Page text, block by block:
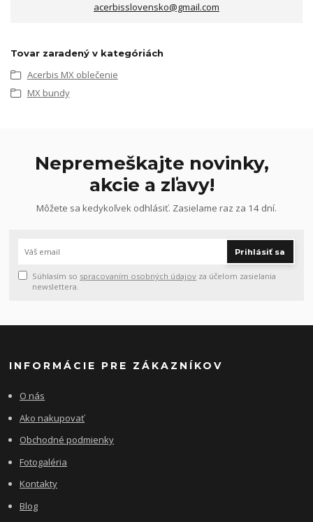
acerbisslovensko@gmail.com
Tovar zaradený v kategóriách
Acerbis MX oblečenie
MX bundy
Nepremeškajte novinky,
akcie a zľavy!
Môžete sa kedykoľvek odhlásiť. Zasielame raz za 14 dní.
Prihlásiť sa
Súhlasím so spracovaním osobných údajov za účelom zasielania
newslettera.
INFORMÁCIE PRE ZÁKAZNÍKOV
O nás
Ako nakupovať
Obchodné podmienky
Fotogaléria
Kontakty
Blog